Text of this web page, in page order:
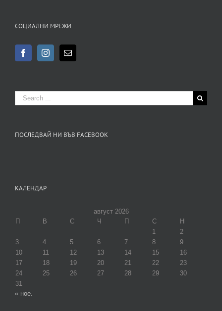
СОЦИАЛНИ МРЕЖИ
Search
for:
ПОСЛЕДВАЙ НИ ВЪВ FACEBOOK
КАЛЕНДАР
август 2026
П
В С Ч П С
Н
1
2
3
4 5 6 7 8
9
10
11 12 13 14 15
16
17
18 19 20 21 22
23
24
25 26 27 28 29
30
31
« ное.